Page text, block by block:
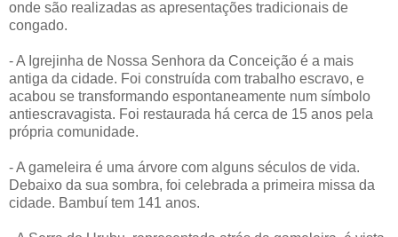
onde são realizadas as apresentações tradicionais de
congado.
- A Igrejinha de Nossa Senhora da Conceição é a mais
antiga da cidade. Foi construída com trabalho escravo, e
acabou se transformando espontaneamente num símbolo
antiescravagista. Foi restaurada há cerca de 15 anos pela
própria comunidade.
- A gameleira é uma árvore com alguns séculos de vida.
Debaixo da sua sombra, foi celebrada a primeira missa da
cidade. Bambuí tem 141 anos.